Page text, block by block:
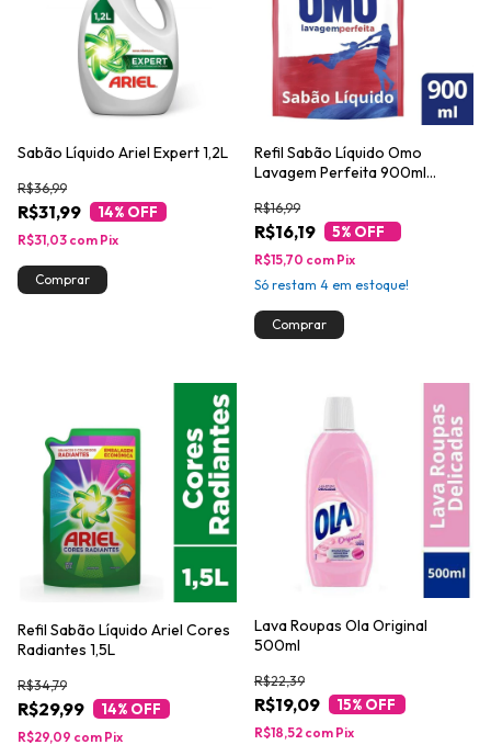
Sabão Líquido Ariel Expert 1,2L
R$31,99
R$36,99
14% OFF
R$31,03 com Pix
Refil Sabão Líquido Omo
Lavagem Perfeita 900ml
R$16,19
R$16,99
5% OFF
R$15,70 com Pix
Só restam 4 em estoque!
Refil Sabão Líquido Ariel Cores
Radiantes 1,5L
R$29,99
R$34,79
14% OFF
R$29,09 com Pix
Lava Roupas Ola Original
500ml
R$19,09
R$22,39
15% OFF
R$18,52 com Pix